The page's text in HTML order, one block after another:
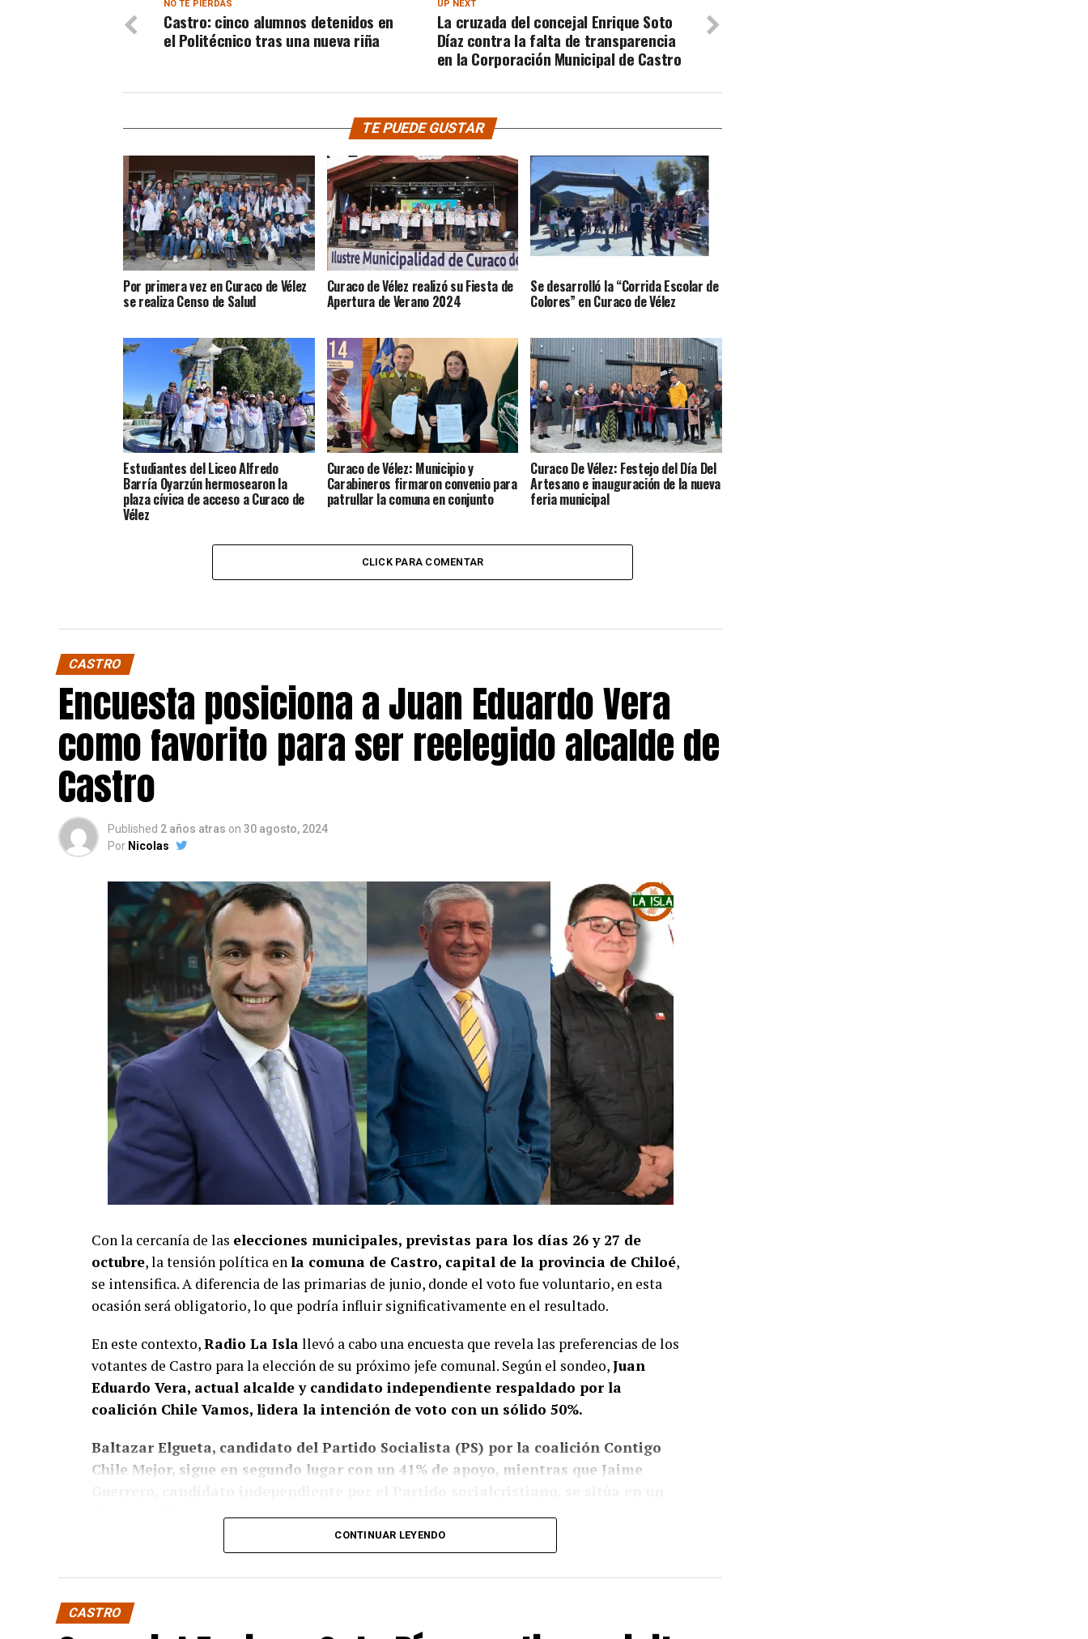
UP NEXT
La cruzada del concejal Enrique Soto
Díaz contra la falta de transparencia
en la Corporación Municipal de Castro
NO TE PIERDAS
Castro: cinco alumnos detenidos en
el Politécnico tras una nueva riña
TE PUEDE GUSTAR
Por primera vez en Curaco de Vélez
se realiza Censo de Salud
Curaco de Vélez realizó su Fiesta de
Apertura de Verano 2024
Se desarrolló la “Corrida Escolar de
Colores” en Curaco de Vélez
Estudiantes del Liceo Alfredo
Barría Oyarzún hermosearon la
plaza cívica de acceso a Curaco de
Vélez
Curaco de Vélez: Municipio y
Carabineros firmaron convenio para
patrullar la comuna en conjunto
Curaco De Vélez: Festejo del Día Del
Artesano e inauguración de la nueva
feria municipal
CLICK PARA COMENTAR
CASTRO
Encuesta posiciona a Juan Eduardo Vera
como favorito para ser reelegido alcalde de
Castro
Published 2 años atras on 30 agosto, 2024
Por Nicolas
Con la cercanía de las elecciones municipales, previstas para los días 26 y 27 de
octubre, la tensión política enla comuna de Castro, capital de la provincia de Chiloé,
se intensifica. A diferencia de las primarias de junio, donde el voto fue voluntario, en esta
ocasión será obligatorio, lo que podría influir significativamente en el resultado.
En este contexto,Radio La Islallevó a cabo una encuesta que revela las preferencias de los
votantes de Castro para la elección de su próximo jefe comunal. Según el sondeo,Juan
Eduardo Vera, actual alcalde y candidato independiente respaldado por la
coalición Chile Vamos, lidera la intención de voto con un sólido 50%.
Baltazar Elgueta, candidato del Partido Socialista (PS) por la coalición Contigo
Chile Mejor, sigue en segundo lugar con un 41% de apoyo, mientras que Jaime
Estos resultados confirman, de algún modo, pese a que no sean concluyentes, la fuerte
presencia de Vera en la política local, donde ha ejercido un liderazgo significativo,
candidata a la presidencia, Evelyn Matthei
CONTINUAR LEYENDO
CASTRO